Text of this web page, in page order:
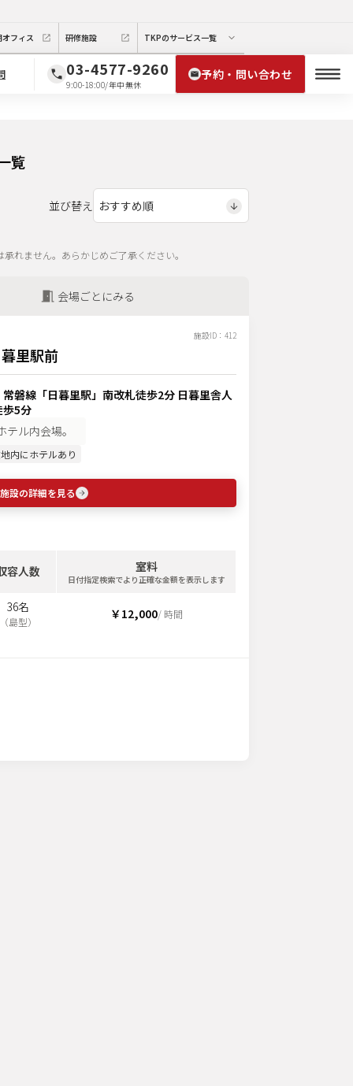
フィス 研修施設 TKPのサービス一覧
03-4577-9260
9:00-18:00/年中無休
予約・問い合わせ
覧
並び替え
れません。あらかじめご了承ください。
会場ごとにみる
施設ID： 412
里駅前
磐線「日暮里駅」南改札徒歩2分 日暮里舎人
歩5分
ル内会場。
内にホテルあり
設の詳細を見る
容人数 室料
日付指定検索でより正確な金額を表示します
36名
（島型）
￥12,000/ 時間